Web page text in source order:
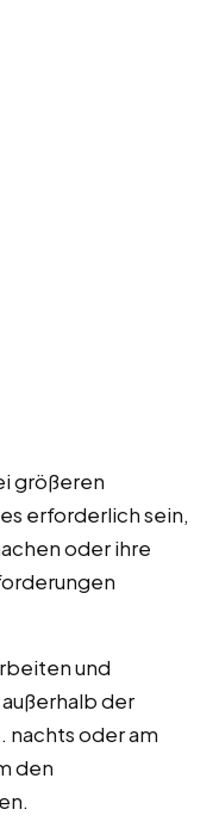
größeren
erforderlich sein,
oder ihre
und
der
nachts oder am
den